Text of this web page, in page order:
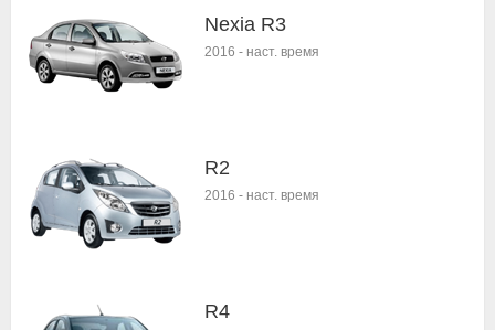
Nexia R3
2016 - наст. время
R2
2016 - наст. время
R4